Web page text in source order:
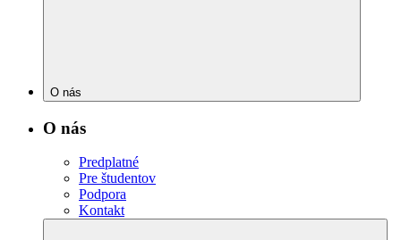
O nás
O nás
Predplatné
Pre študentov
Podpora
Kontakt